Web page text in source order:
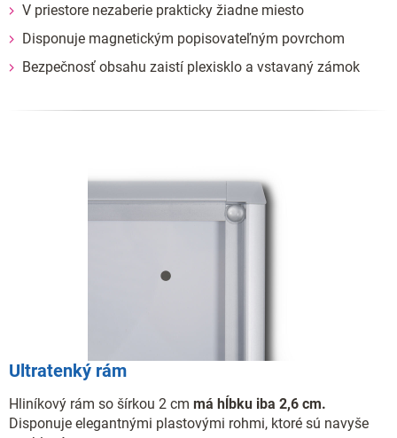
V priestore nezaberie prakticky žiadne miesto
Disponuje magnetickým popisovateľným povrchom
Bezpečnosť obsahu zaistí plexisklo a vstavaný zámok
Ultratenký rám
Hliníkový rám so šírkou 2 cm má hĺbku iba 2,6 cm.
Disponuje elegantnými plastovými rohmi, ktoré sú navyše